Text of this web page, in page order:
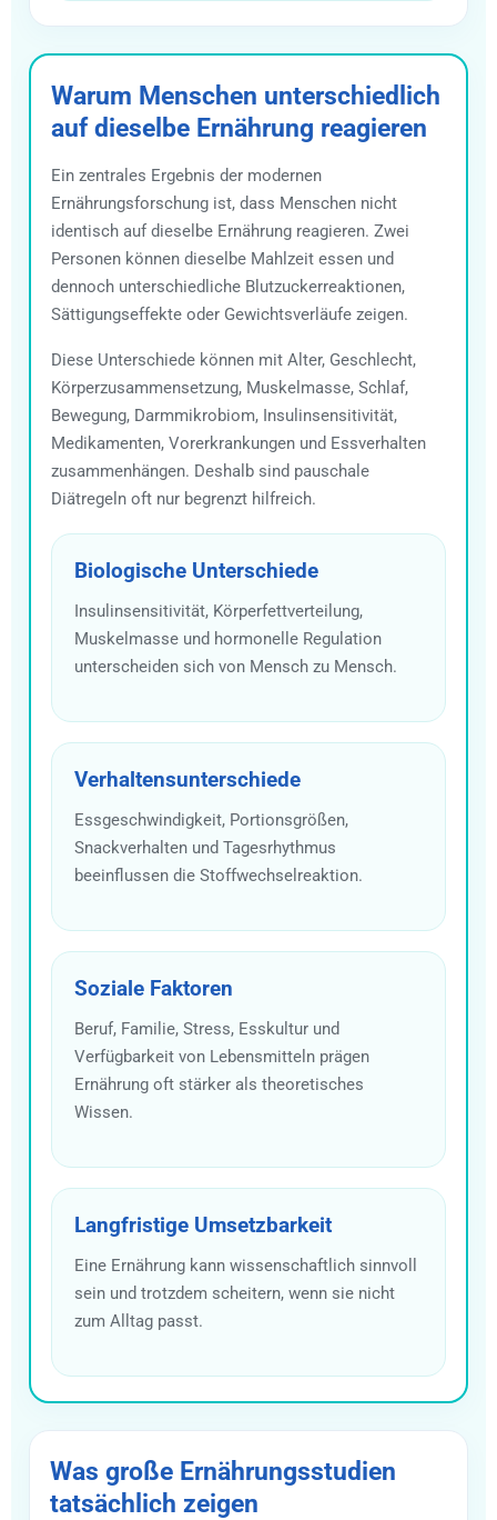
Warum Menschen unterschiedlich
auf dieselbe Ernährung reagieren
Ein zentrales Ergebnis der modernen
Ernährungsforschung ist, dass Menschen nicht
identisch auf dieselbe Ernährung reagieren. Zwei
Personen können dieselbe Mahlzeit essen und
dennoch unterschiedliche Blutzuckerreaktionen,
Sättigungseffekte oder Gewichtsverläufe zeigen.
Diese Unterschiede können mit Alter, Geschlecht,
Körperzusammensetzung, Muskelmasse, Schlaf,
Bewegung, Darmmikrobiom, Insulinsensitivität,
Medikamenten, Vorerkrankungen und Essverhalten
zusammenhängen. Deshalb sind pauschale
Diätregeln oft nur begrenzt hilfreich.
Biologische Unterschiede
Insulinsensitivität, Körperfettverteilung,
Muskelmasse und hormonelle Regulation
unterscheiden sich von Mensch zu Mensch.
Verhaltensunterschiede
Essgeschwindigkeit, Portionsgrößen,
Snackverhalten und Tagesrhythmus
beeinflussen die Stoffwechselreaktion.
Soziale Faktoren
Beruf, Familie, Stress, Esskultur und
Verfügbarkeit von Lebensmitteln prägen
Ernährung oft stärker als theoretisches
Wissen.
Langfristige Umsetzbarkeit
Eine Ernährung kann wissenschaftlich sinnvoll
sein und trotzdem scheitern, wenn sie nicht
zum Alltag passt.
Was große Ernährungsstudien
tatsächlich zeigen